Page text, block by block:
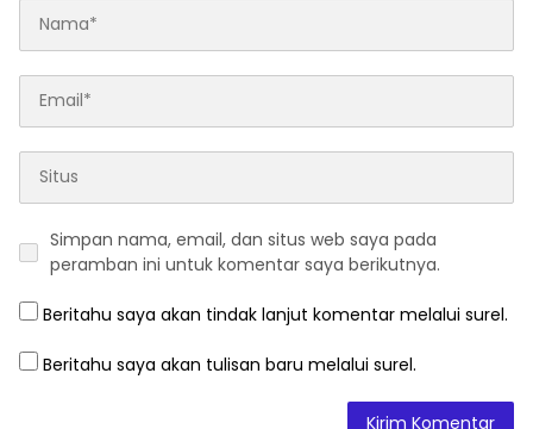
Simpan nama, email, dan situs web saya pada
peramban ini untuk komentar saya berikutnya.
Beritahu saya akan tindak lanjut komentar melalui surel.
Beritahu saya akan tulisan baru melalui surel.